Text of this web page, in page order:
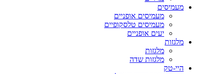
מעמיסים
מעמיסים אופניים
מעמיסים טלסקופיים
יעים אופניים
מלגזות
מלגזות
מלגזות שדה
היי-טק